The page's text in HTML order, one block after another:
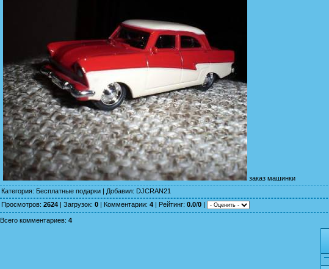
заказ машинки
Категория: Бесплатные подарки | Добавил: DJCRAN21
Просмотров: 2624 | Загрузок: 0 | Комментарии: 4 | Рейтинг: 0.0/0 |
Всего комментариев: 4